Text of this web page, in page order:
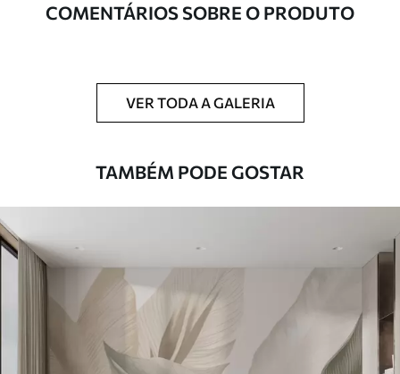
Adicionalmente
Disponível com revestimento de verniz
esponja macia. Murais de parede com
revestimento de verniz podem ser limpos
Aplicação perfeita
Materiais disponíveis
Standard
COMENTÁRIOS SOBRE O PRODUTO
VER TODA A GALERIA
TAMBÉM PODE GOSTAR